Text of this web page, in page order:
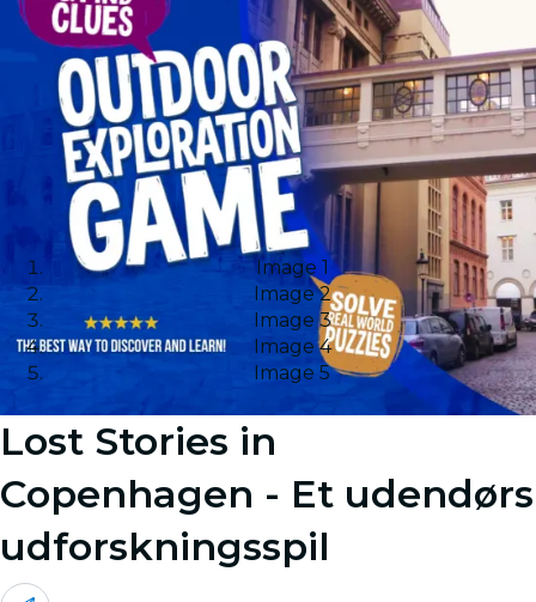
Image 1
Image 2
Image 3
Image 4
Image 5
Lost Stories in
Copenhagen - Et udendørs
udforskningsspil